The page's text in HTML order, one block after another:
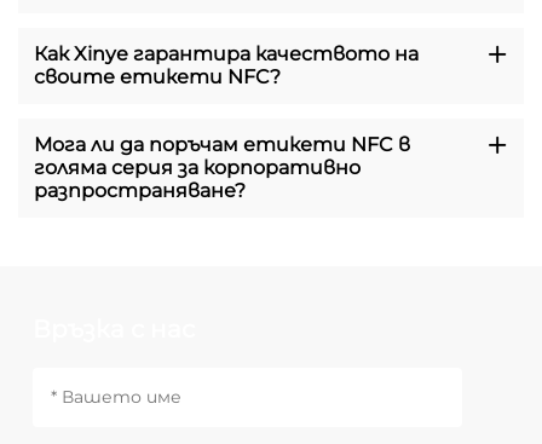
Как Xinye гарантира качеството на
своите етикети NFC?
Мога ли да поръчам етикети NFC в
голяма серия за корпоративно
разпространяване?